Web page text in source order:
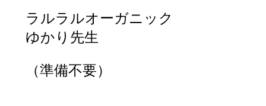
ラルラルオーガニック
ゆかり先生
（準備不要）